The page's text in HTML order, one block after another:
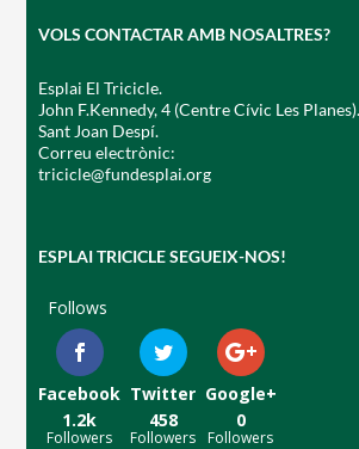
VOLS CONTACTAR AMB NOSALTRES?
Esplai El Tricicle.
John F.Kennedy, 4 (Centre Cívic Les
Sant Joan Despí.
Correu electrònic:
tricicle@fundesplai.org
ESPLAI TRICICLE SEGUEIX-NOS!
Follows
Facebook
1.2k
Followers
Twitter
458
Followers
Google+
0
Followers
CONEIX FUNDESPLAI
Missió i valors
Els comptes clars
Memòria d'activitats